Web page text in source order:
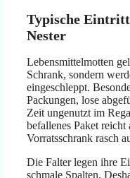
Typische
Nester
Lebensmittelmotten
Schrank, sondern
eingeschleppt.
Packungen, lose
Zeit ungenutzt im
befallenes Paket
Vorratsschrank rasch
Die Falter legen ihre
schmale Spalten.